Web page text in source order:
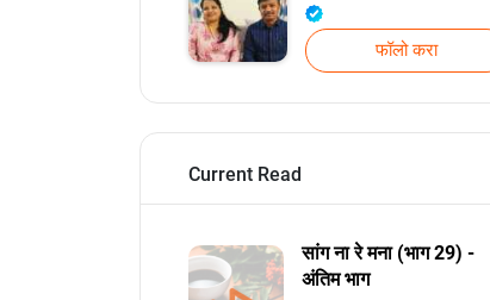
फॉलो करा
Current Read
सांग ना रे मना (भाग 29) -
अंतिम भाग